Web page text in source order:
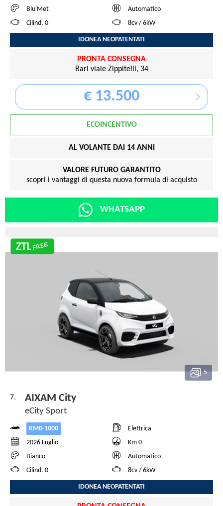
Blu Met
Automatico
Cilind. 0
8cv / 6kW
IDONEA NEOPATENTATI
PRONTA CONSEGNA
Bari viale Zippitelli, 34
€ 13.500
ECOINCENTIVO
AL VOLANTE DAI 14 ANNI
VALORE FUTURO GARANTITO
scopri i vantaggi di questa nuova formula di acquisto
WHATSAPP
5
7. AIXAM City
eCity Sport
KM0-1000
Elettrica
2026 Luglio
Km 0
Bianco
Automatico
Cilind. 0
8cv / 6kW
IDONEA NEOPATENTATI